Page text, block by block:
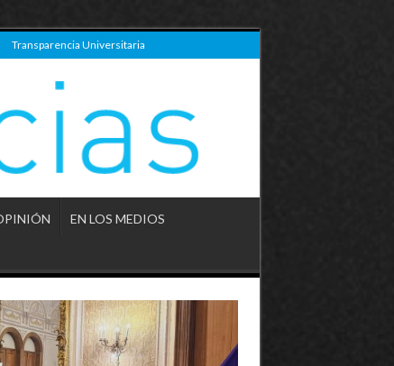
Transparencia Universitaria
EN LOS MEDIOS